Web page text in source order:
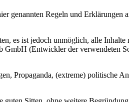
genannten Regeln und Erklärungen
es ist jedoch unmöglich, alle
GmbH (Entwickler der verwendeten
Propaganda, (extreme) politische